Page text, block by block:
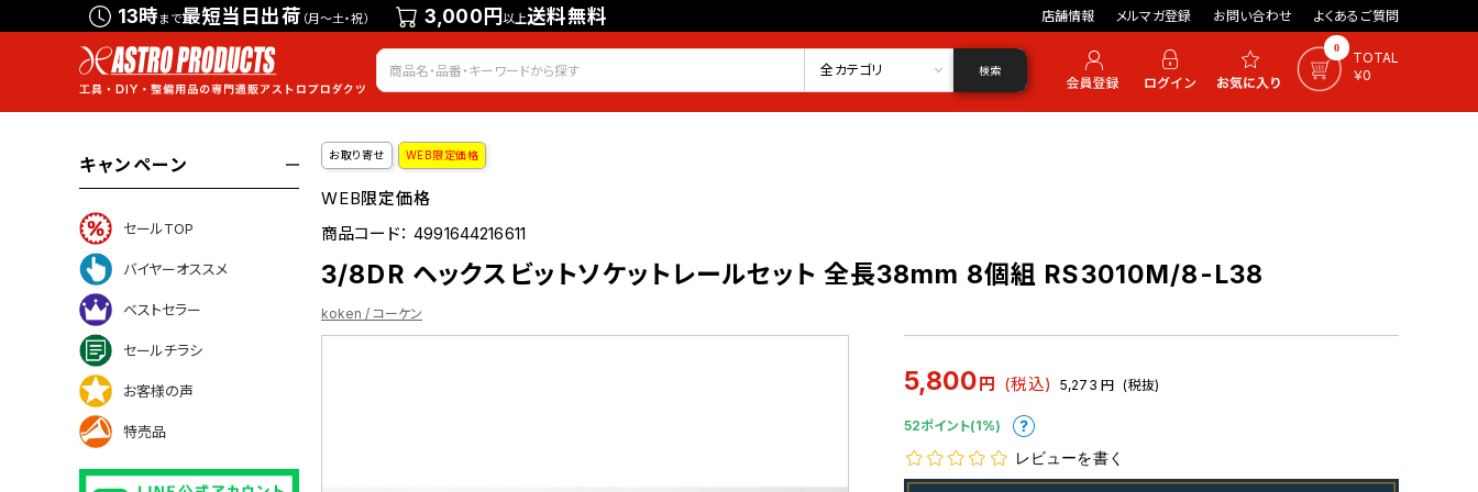
13時まで最短当日出荷 （月～土・祝） 3,000円以上送料無料 店舗情報 メルマガ登録 お問い合わせ よくあるご質問
会員登録 ログイン お気に入り 0
TOTAL
￥0
全カテゴリ 検索
キャンペーン
セールTOP
バイヤーオススメ
ベストセラー
セールチラシ
お客様の声
特売品
お取り寄せ WEB限定価格
WEB限定価格
商品コード：4991644216611
3/8DR ヘックスビットソケットレールセット 全長38mm 8個組 RS3010M/8-L38
koken / コーケン
5,800円 (税込) 5,273 円 (税抜)
52ポイント(1%)
レビューを書く